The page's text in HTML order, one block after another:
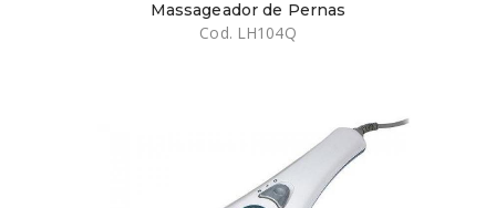
Massageador de Pernas
Cod. LH104Q